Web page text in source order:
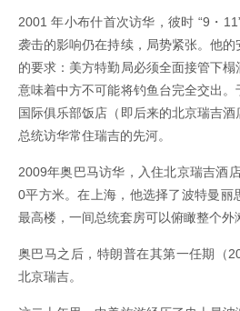
2001 年小布什首次访华，彼时 “9・
袭击的影响仍在持续，局势紧张。他
的要求：美方特勤局必须全面接管下
意味着中方不可能将钓鱼台完全交出
国际俱乐部饭店（即后来的北京瑞吉
总统访华常住瑞吉的先河。
2009年奥巴马访华，入住北京瑞吉酒
0平方米。在上海，他选择了波特曼丽
最高楼，一间总统套房可以俯瞰整个外
奥巴马之后，特朗普在其第一任期（
北京瑞吉。